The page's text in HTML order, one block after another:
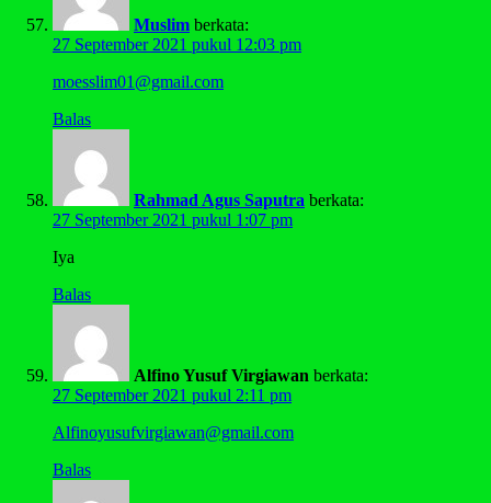
Muslim berkata:
27 September 2021 pukul 12:03 pm
moesslim01@gmail.com
Balas
Rahmad Agus Saputra berkata:
27 September 2021 pukul 1:07 pm
Iya
Balas
Alfino Yusuf Virgiawan berkata:
27 September 2021 pukul 2:11 pm
Alfinoyusufvirgiawan@gmail.com
Balas